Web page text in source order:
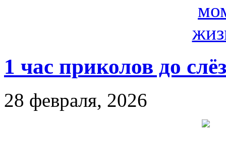
1 час приколов до
28 февраля, 2026